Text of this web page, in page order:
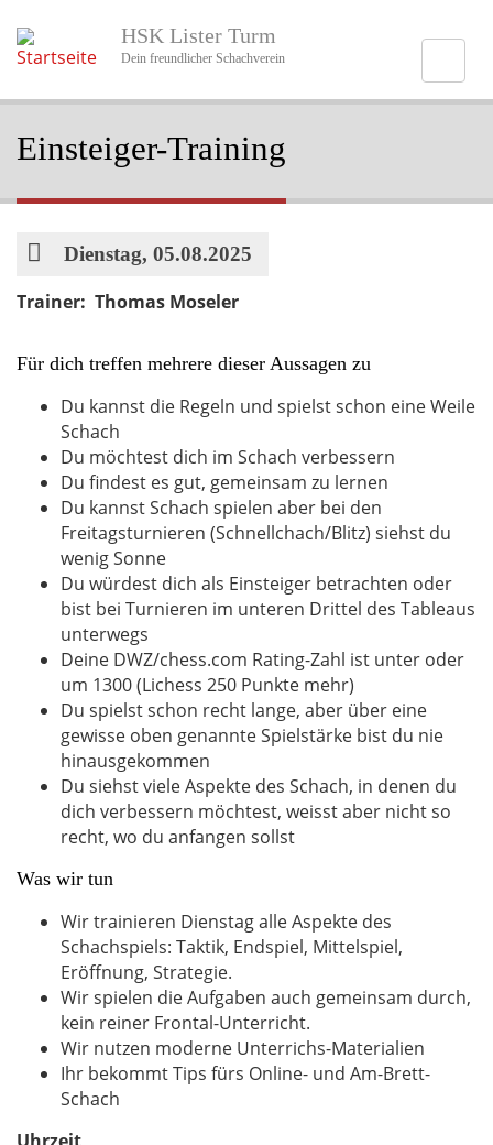
zum
Inhalt
HSK Lister Turm
Dein freundlicher Schachverein
Einsteiger-Training
DatumDienstag, 05.08.2025
Trainer: Thomas Moseler
Für dich treffen mehrere dieser Aussagen zu
Du kannst die Regeln und spielst schon eine Weile
Schach
Du möchtest dich im Schach verbessern
Du findest es gut, gemeinsam zu lernen
Du kannst Schach spielen aber bei den
Freitagsturnieren (Schnellchach/Blitz) siehst du
wenig Sonne
Du würdest dich als Einsteiger betrachten oder
bist bei Turnieren im unteren Drittel des Tableaus
unterwegs
Deine DWZ/chess.com Rating-Zahl ist unter oder
um 1300 (Lichess 250 Punkte mehr)
Du spielst schon recht lange, aber über eine
gewisse oben genannte Spielstärke bist du nie
hinausgekommen
Du siehst viele Aspekte des Schach, in denen du
dich verbessern möchtest, weisst aber nicht so
recht, wo du anfangen sollst
Was wir tun
Wir trainieren Dienstag alle Aspekte des
Schachspiels: Taktik, Endspiel, Mittelspiel,
Eröffnung, Strategie.
Wir spielen die Aufgaben auch gemeinsam durch,
kein reiner Frontal-Unterricht.
Wir nutzen moderne Unterrichs-Materialien
Ihr bekommt Tips fürs Online- und Am-Brett-
Schach